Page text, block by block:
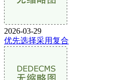
2026-03-29
优先选择采用复合